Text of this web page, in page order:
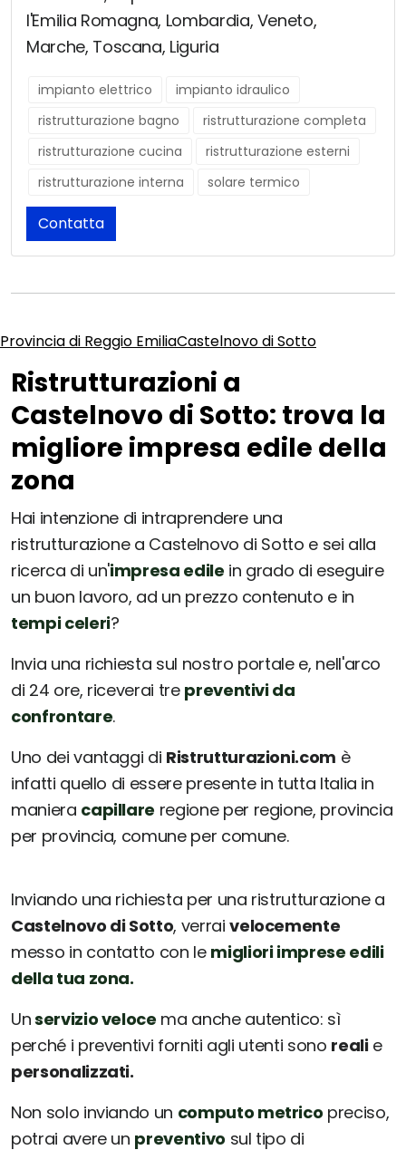
l'Emilia Romagna, Lombardia, Veneto,
Marche, Toscana, Liguria
impianto elettrico
impianto idraulico
ristrutturazione bagno
ristrutturazione completa
ristrutturazione cucina
ristrutturazione esterni
ristrutturazione interna
solare termico
Contatta
Provincia di Reggio EmiliaCastelnovo di Sotto
Ristrutturazioni a
Castelnovo di Sotto: trova la
migliore impresa edile della
zona
Hai intenzione di intraprendere una
ristrutturazione a Castelnovo di Sotto e sei alla
ricerca di un'impresa edile in grado di eseguire
un buon lavoro, ad un prezzo contenuto e in
tempi celeri?
Invia una richiesta sul nostro portale e, nell'arco
di 24 ore, riceverai tre preventivi da
confrontare.
Uno dei vantaggi di Ristrutturazioni.com è
infatti quello di essere presente in tutta Italia in
maniera capillare regione per regione, provincia
per provincia, comune per comune.
Inviando una richiesta per una ristrutturazione a
Castelnovo di Sotto, verraivelocemente
messo in contatto con le migliori imprese edili
della tua zona.
Unservizio veloce ma anche autentico: sì
perché i preventivi forniti agli utenti sono realie
personalizzati.
Non solo inviando un computo metrico preciso,
potrai avere un preventivo sul tipo di